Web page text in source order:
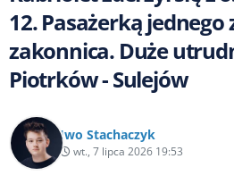
12. Pasażerką jednego
zakonnica. Duże
Piotrków - Sulejów
Iwo Stachaczyk
wt., 7 lipca 2026 19:53